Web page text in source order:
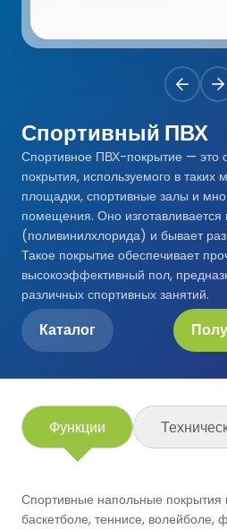
Легкоатлетические Дорожки
Падельн Клубы
Падбол Корты
Корт для Пиклбола
Теннисные Корты
Сквош Корты
Стальные Трибуны
Баскетбольные Корты
Гандбольные Корты
Premium
DuoGrass
Без Заполнителя
Падел Турф
Теннисная Трава
Гольфовая Трава
Гибридная Трава
Натуральная Трава
Система Напылительного
Полное ПУ покрытие
Спортивный Паркет
Спортивный ПВХ
Акриловое Покрытие
Модульное Резиновое
СБР
Дренированный Шокпад
ПЭ Шокпад
Кварцевый Песок
Спортивный ПВХ
Спортивное ПВХ-покрытие — это
покрытия, используемого в таких
площадки, спортивные залы и
помещения. Оно изготавливается
(поливинилхлорида) и бывает
Такое покрытие обеспечивает
высокоэффективный пол,
различных спортивных занятий.
Каталог
Функции
Спортивные напольные покрытия
баскетболе, теннисе, волейболе,